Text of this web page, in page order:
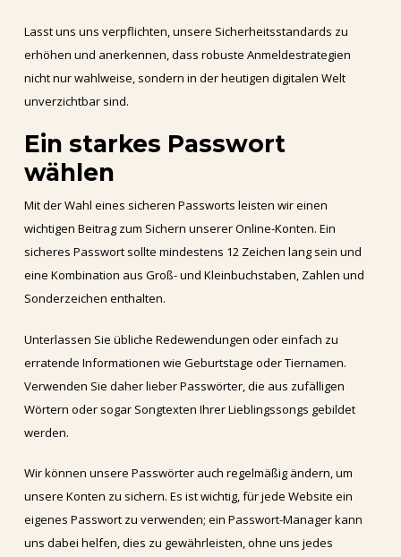
Lasst uns uns verpflichten, unsere Sicherheitsstandards zu
erhöhen und anerkennen, dass robuste Anmeldestrategien
nicht nur wahlweise, sondern in der heutigen digitalen Welt
unverzichtbar sind.
Ein starkes Passwort
wählen
Mit der Wahl eines sicheren Passworts leisten wir einen
wichtigen Beitrag zum Sichern unserer Online-Konten. Ein
sicheres Passwort sollte mindestens 12 Zeichen lang sein und
eine Kombination aus Groß- und Kleinbuchstaben, Zahlen und
Sonderzeichen enthalten.
Unterlassen Sie übliche Redewendungen oder einfach zu
erratende Informationen wie Geburtstage oder Tiernamen.
Verwenden Sie daher lieber Passwörter, die aus zufälligen
Wörtern oder sogar Songtexten Ihrer Lieblingssongs gebildet
werden.
Wir können unsere Passwörter auch regelmäßig ändern, um
unsere Konten zu sichern. Es ist wichtig, für jede Website ein
eigenes Passwort zu verwenden; ein Passwort-Manager kann
uns dabei helfen, dies zu gewährleisten, ohne uns jedes